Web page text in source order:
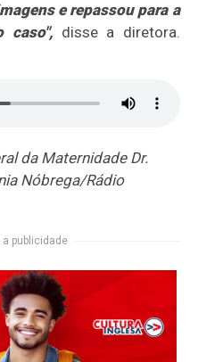
e repassou para a
caso", disse a diretora.
da Maternidade Dr.
Nóbrega/Rádio
a publicidade